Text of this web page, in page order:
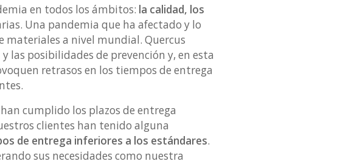
en todos los ámbitos: la calidad, los
Una pandemia que ha afectado y lo
a nivel mundial. Quercus
las posibilidades de prevención y, en esta
retrasos en los tiempos de entrega
cumplido los plazos de entrega
clientes han tenido alguna
de entrega inferiores a los estándares.
sus necesidades como nuestra